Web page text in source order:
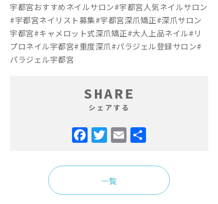
宇都宮おすすめネイルサロン#宇都宮人気ネイルサロン
#宇都宮ネイリスト募集#宇都宮深爪矯正#深爪サロン
宇都宮#キャメロット式深爪矯正#大人上品ネイル#リ
プロネイル宇都宮#重度深爪#パラジェル登録サロン#
パラジェル宇都宮
SHARE
シェアする
Facebook
Twitter
Email
一覧